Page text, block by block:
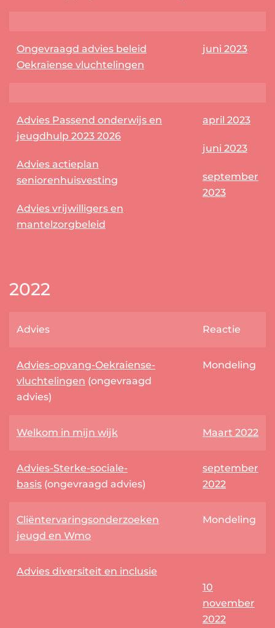
Ongevraagd advies beleid
Oekraïense vluchtelingen
juni 2023
Advies Passend onderwijs en
jeugdhulp 2023 2026
Advies actieplan
seniorenhuisvesting
Advies vrijwilligers en
mantelzorgbeleid
april 2023
juni 2023
september
2023
2022
Advies Reactie
Advies-opvang-Oekraiense-
vluchtelingen (ongevraagd
advies)
Mondeling
Welkom in mijn wijk Maart 2022
Advies-Sterke-sociale-
basis (ongevraagd advies)
september
2022
Cliëntervaringsonderzoeken
jeugd en Wmo
Mondeling
Advies diversiteit en inclusie
10
november
2022